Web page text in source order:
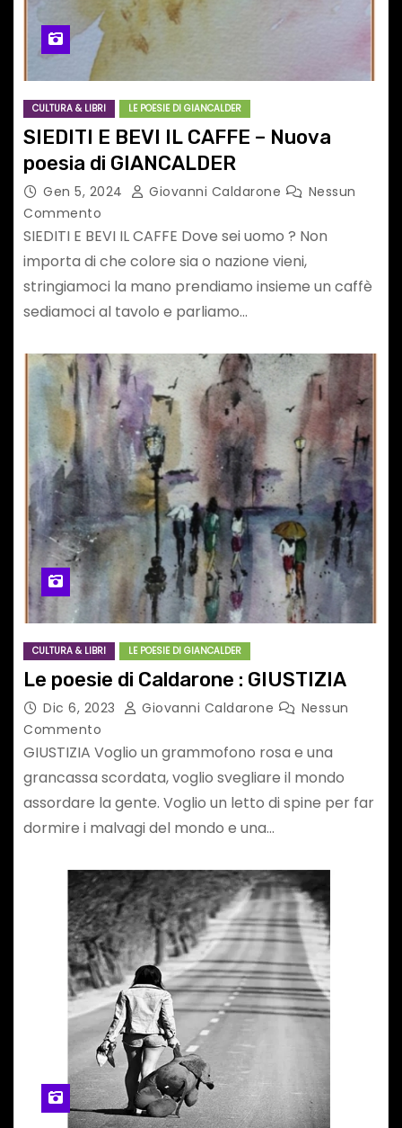
CULTURA & LIBRI LE POESIE DI GIANCALDER
SIEDITI E BEVI IL CAFFE – Nuova
poesia di GIANCALDER
Gen 5, 2024 Giovanni Caldarone
Nessun
Commento
SIEDITI E BEVI IL CAFFE Dove sei uomo ? Non
importa di che colore sia o nazione vieni,
stringiamoci la mano prendiamo insieme un caffè
sediamoci al tavolo e parliamo…
CULTURA & LIBRI LE POESIE DI GIANCALDER
Le poesie di Caldarone : GIUSTIZIA
Dic 6, 2023 Giovanni Caldarone
Nessun
Commento
GIUSTIZIA Voglio un grammofono rosa e una
grancassa scordata, voglio svegliare il mondo
assordare la gente. Voglio un letto di spine per far
dormire i malvagi del mondo e una…